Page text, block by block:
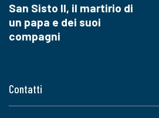
Contatti
San Sisto II, il martirio di
un papa e dei suoi
compagni